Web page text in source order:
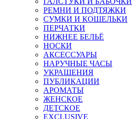
РЕМНИ И ПОДТЯЖКИ
СУМКИ И КОШЕЛЬКИ
ПЕРЧАТКИ
НИЖНЕЕ БЕЛЬЁ
НОСКИ
АКСЕССУАРЫ
НАРУЧНЫЕ ЧАСЫ
УКРАШЕНИЯ
ПУБЛИКАЦИИ
АРОМАТЫ
ЖЕНСКОЕ
ДЕТСКОЕ
EXCLUSIVE